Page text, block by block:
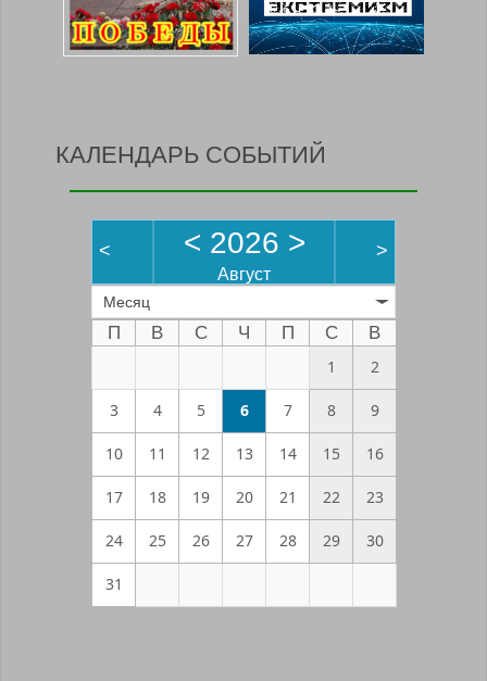
КАЛЕНДАРЬ СОБЫТИЙ
< < 2026 >
Август
>
Месяц
П В С Ч П С
В
1
2
3 4 5 6 7 8 9
10 11 12 13 14 15 16
17 18 19 20 21 22 23
24 25 26 27 28 29 30
31